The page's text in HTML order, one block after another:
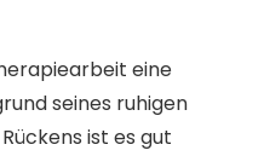
eine
seines ruhigen
ist es gut